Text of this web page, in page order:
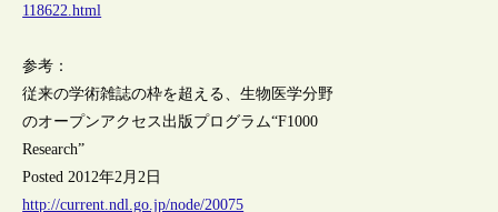
118622.html
参考：
従来の学術雑誌の枠を超える、生物医学分野
のオープンアクセス出版プログラム“F1000
Research”
Posted 2012年2月2日
http://current.ndl.go.jp/node/20075